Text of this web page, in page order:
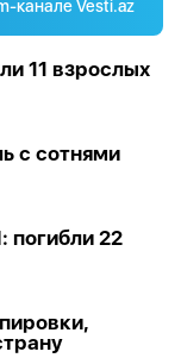
канале Vesti.az
11 взрослых
с сотнями
погибли 22